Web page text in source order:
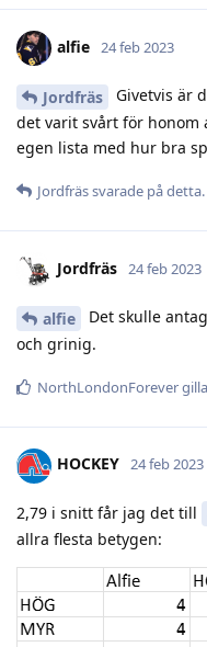
alfie 24 feb 2023
Jordfräs
Givetvis är
det varit svårt för honom
egen lista med hur bra
Jordfrässvarade på detta.
Jordfräs 24 feb 2023
alfie
Det skulle
och grinig.
NorthLondonForever
HOCKEY 24 feb 2023
2,79 i snitt får jag det till
allra flesta betygen: